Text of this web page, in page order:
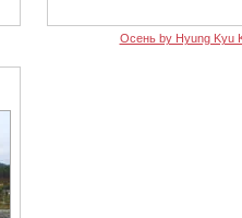
Осень by Hyung Kyu